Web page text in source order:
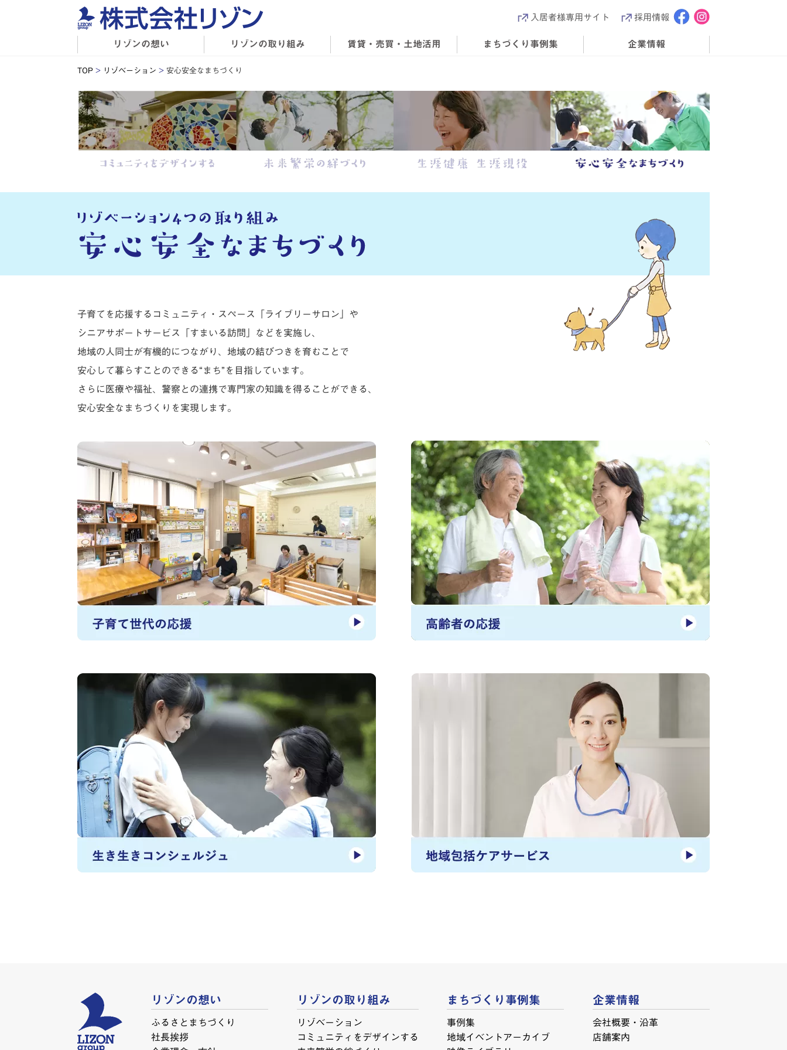
入居者様専用サイト 採用情報
リゾンの想い リゾンの取り組み 賃貸・売買・土地活用 まちづくり事例集 企業情報
TOP > リゾベーション >安心安全なまちづくり
子育てを応援するコミュニティ・スペース「ライブリーサロン」や
シニアサポートサービス「すまいる訪問」などを実施し、
地域の人同士が有機的につながり、地域の結びつきを育むことで
安心して暮らすことのできる“まち”を目指しています。
さらに医療や福祉、警察との連携で専門家の知識を得ることができる、
安心安全なまちづくりを実現します。
リゾンの想い
ふるさとまちづくり
社長挨拶
リゾンの取り組み
リゾベーション
コミュニティをデザインする
まちづくり事例集
事例集
地域イベントアーカイブ
企業情報
会社概要・沿革
店舗案内